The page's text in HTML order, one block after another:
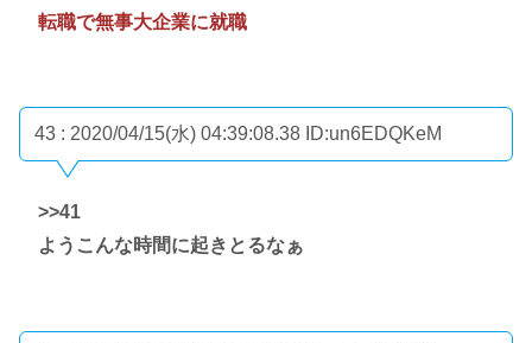
転職で無事大企業に就職
43 : 2020/04/15(水) 04:39:08.38 ID:un6EDQKeM
>>41
ようこんな時間に起きとるなぁ